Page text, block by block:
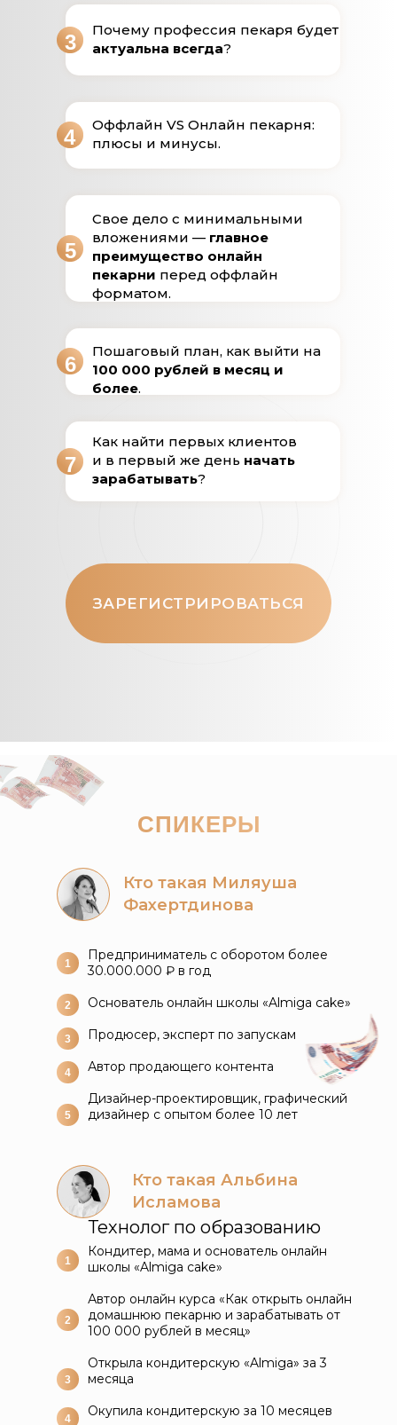
Почему профессия пекаря будет
актуальна всегда?
Оффлайн VS Онлайн пекарня:
плюсы и минусы.
Свое дело с минимальными
вложениями — главное
преимущество онлайн
пекарни перед оффлайн
форматом.
Пошаговый план, как выйти на
100 000 рублей в месяц и
более.
Как найти первых клиентов
и в первый же день начать
зарабатывать?
ЗАРЕГИСТРИРОВАТЬСЯ
3
4
5
6
7
СПИКЕРЫ
Предприниматель с оборотом более
30.000.000 ₽ в год
Основатель онлайн школы «Almiga cake»
Продюсер, эксперт по запускам
Автор продающего контента
Дизайнер-проектировщик, графический
дизайнер с опытом более 10 лет
1
2
3
4
Кто такая Миляуша
Фахертдинова
Кондитер, мама и основатель онлайн
школы «Almiga cake»
Автор онлайн курса «Как открыть онлайн
домашнюю пекарню и зарабатывать от
100 000 рублей в месяц»
Открыла кондитерскую «Almiga» за 3
месяца
Окупила кондитерскую за 10 месяцев
1
2
3
4
Кто такая Альбина
Исламова
5
Технолог по образованию